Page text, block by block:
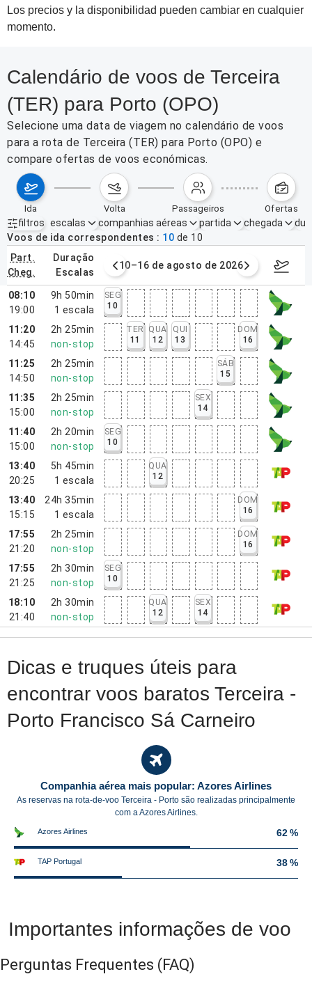
Los precios y la disponibilidad pueden cambiar en cualquier
momento.
Calendário de voos de Terceira
(TER) para Porto (OPO)
Selecione uma data de viagem no calendário de voos
para a rota de Terceira (TER) para Porto (OPO) e
compare ofertas de voos económicas.
ida volta passageiros ofertas
filtros
Filtros ativos nenhum
escalas companhias aéreas partida chegada
Voos de ida correspondentes
10 de 10
part.
cheg.
duração
escalas
agosto de 2026 10–16 de agosto de 2026 17–23
08:10
19:00
9h 50min
1 escala
SEG
10
11:20
14:45
2h 25min
non-stop
TER
11
QUA
12
QUI
13
DOM
16
11:25
14:50
2h 25min
non-stop
SÁB
15
11:35
15:00
2h 25min
non-stop
SEX
14
11:40
15:00
2h 20min
non-stop
SEG
10
13:40
20:25
5h 45min
1 escala
QUA
12
13:40
15:15
24h 35min
1 escala
DOM
16
17:55
21:20
2h 25min
non-stop
DOM
16
17:55
21:25
2h 30min
non-stop
SEG
10
18:10
21:40
2h 30min
non-stop
QUA
12
SEX
14
Dicas e truques úteis para
encontrar voos baratos Terceira -
Porto Francisco Sá Carneiro
Companhia aérea mais popular: Azores Airlines
As reservas na rota-de-voo Terceira - Porto são realizadas principalmente
com a Azores Airlines.
Azores Airlines 62 %
TAP Portugal 38 %
Importantes informações de voo
Perguntas Frequentes (FAQ)